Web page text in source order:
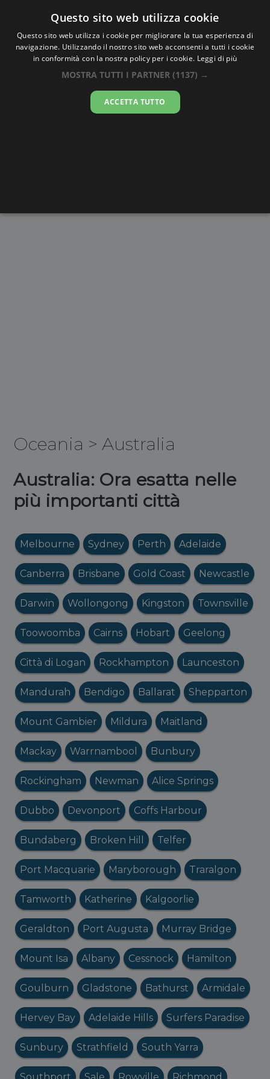
Oraesatta.co
Ora EsattaAustralia
10:53:46
Oceania > Australia
Australia: Ora esatta nelle
più importanti città
Melbourne Sydney Perth Adelaide
Canberra Brisbane Gold Coast Newcastle
Darwin Wollongong Kingston Townsville
Toowoomba Cairns Hobart Geelong
Città di Logan Rockhampton Launceston
Mandurah Bendigo Ballarat Shepparton
Mount Gambier Mildura Maitland
Mackay Warrnambool Bunbury
Rockingham Newman Alice Springs
Dubbo Devonport Coffs Harbour
Bundaberg Broken Hill Telfer
Port Macquarie Maryborough Traralgon
Tamworth Katherine Kalgoorlie
Geraldton Port Augusta Murray Bridge
Mount Isa Albany Cessnock Hamilton
Goulburn Gladstone Bathurst Armidale
Hervey Bay Adelaide Hills Surfers Paradise
Sunbury Strathfield South Yarra
Questo sito web utilizza cookie
Questo sito web utilizza i cookie per migliorare la tua esperienza di
navigazione. Utilizzando il nostro sito web acconsenti a tutti i cookie
in conformità con la nostra policy per i cookie. Leggi di più
MOSTRA TUTTI I PARTNER (1137) →
ACCETTA TUTTO